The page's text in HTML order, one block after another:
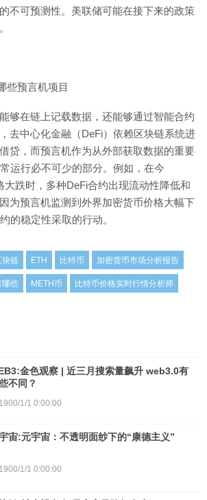
不可预测性。美联储可能在接下来的政策
些预言机项目
够在链上记载数据，还能够通过智能合约
去中心化金融（DeFi）依赖区块链系统进
贷，而预言机作为从外部获取数据的重要
运行必不可少的部分。例如，在今
大跌时，多种DeFi合约出现流动性降低和
为预言机监测到外界加密货币价格大幅下
的稳定性采取的行动。
块链 ETH 比特币 加密货币市场分析报告
哪些 METH币 比特币价格实时行情分析师
金色观察 | 近三月搜索量飙升 web3.0有
不同？
1900/1/1 0:00:00
宙:元宇宙：不透明面纱下的“康德主义”
1900/1/1 0:00:00